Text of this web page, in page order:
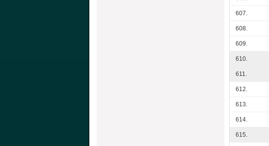
607.
608.
609.
610.
611.
612.
613.
614.
615.